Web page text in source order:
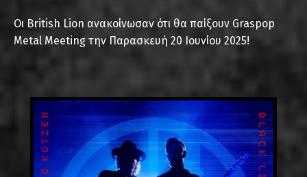
Οι British Lion ανακοίνωσαν ότι θα παίξουν Graspop
Metal Meeting την Παρασκευή 20 Ιουνίου 2025!